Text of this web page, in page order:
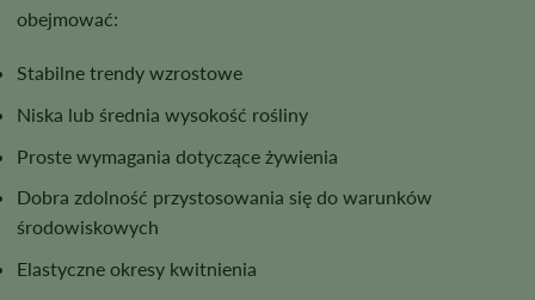
obejmować:
Stabilne trendy wzrostowe
Niska lub średnia wysokość rośliny
Proste wymagania dotyczące żywienia
Dobra zdolność przystosowania się do warunków
środowiskowych
Elastyczne okresy kwitnienia